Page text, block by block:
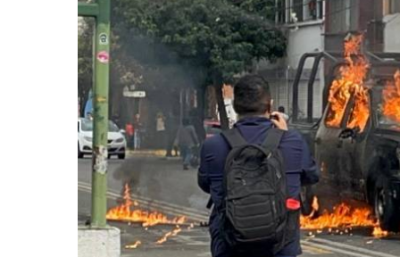
en el ejercicio de sus
electorales
Y salió la propuesta de Reforma
la Presidenta